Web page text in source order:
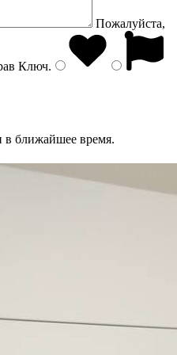
Пожалуйста,
Ключ.
в ближайшее время.